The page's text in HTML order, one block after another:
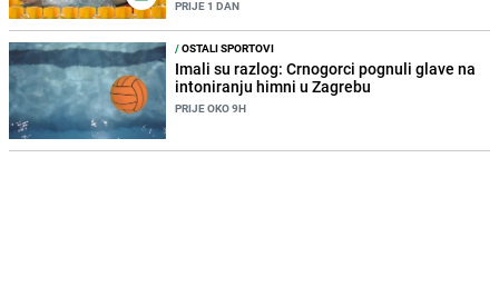
PRIJE 1 DAN
/OSTALI SPORTOVI
Imali su razlog: Crnogorci pognuli glave na
intoniranju himni u Zagrebu
PRIJE OKO 9H